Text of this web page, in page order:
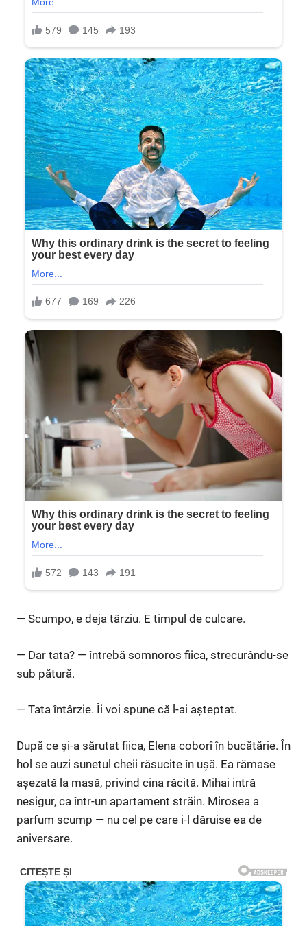
— Scumpo, e deja târziu. E timpul de culcare.
— Dar tata? — întrebă somnoros fiica, strecurându-se
sub pătură.
— Tata întârzie. Îi voi spune că l-ai așteptat.
După ce și-a sărutat fiica, Elena coborî în bucătărie. În
hol se auzi sunetul cheii răsucite în ușă. Ea rămase
așezată la masă, privind cina răcită. Mihai intră
nesigur, ca într-un apartament străin. Mirosea a
parfum scump — nu cel pe care i-l dăruise ea de
aniversare.